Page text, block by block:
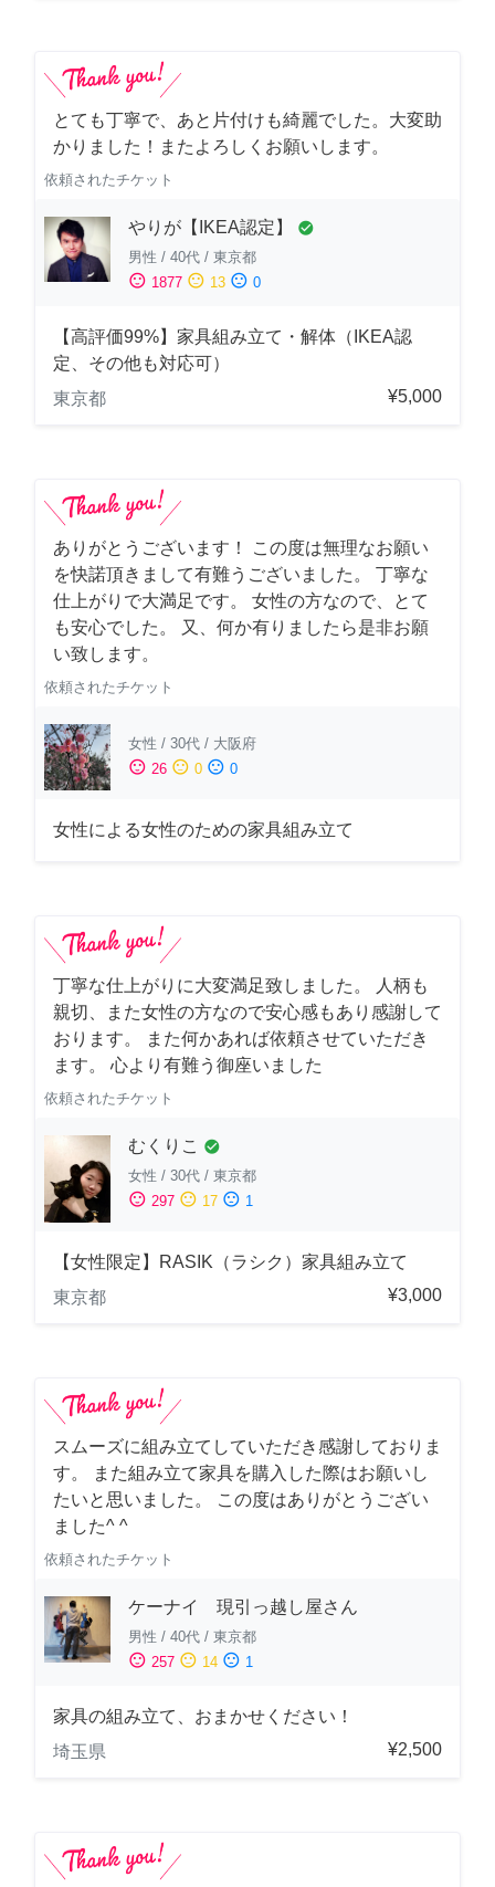
とても丁寧で、あと片付けも綺麗でした。大変助
かりました！またよろしくお願いします。
依頼されたチケット
やりが【IKEA認定】 check_circle
男性 / 40代 / 東京都
sentiment_satisfied 1877 sentiment_neutral 13 sentiment_dissatisfied 0
【高評価99%】家具組み立て・解体（IKEA認
定、その他も対応可）
東京都
¥5,000
ありがとうございます！ この度は無理なお願い
を快諾頂きまして有難うございました。 丁寧な
仕上がりで大満足です。 女性の方なので、とて
も安心でした。 又、何か有りましたら是非お願
い致します。
依頼されたチケット
女性 / 30代 / 大阪府
sentiment_satisfied 26 sentiment_neutral 0 sentiment_dissatisfied 0
女性による女性のための家具組み立て
丁寧な仕上がりに大変満足致しました。 人柄も
親切、また女性の方なので安心感もあり感謝して
おります。 また何かあれば依頼させていただき
ます。 心より有難う御座いました
依頼されたチケット
むくりこ check_circle
女性 / 30代 / 東京都
sentiment_satisfied 297 sentiment_neutral 17 sentiment_dissatisfied 1
【女性限定】RASIK（ラシク）家具組み立て
東京都
¥3,000
スムーズに組み立てしていただき感謝しておりま
す。 また組み立て家具を購入した際はお願いし
たいと思いました。 この度はありがとうござい
ました^ ^
依頼されたチケット
ケーナイ 現引っ越し屋さん
男性 / 40代 / 東京都
sentiment_satisfied 257 sentiment_neutral 14 sentiment_dissatisfied 1
家具の組み立て、おまかせください！
埼玉県
¥2,500